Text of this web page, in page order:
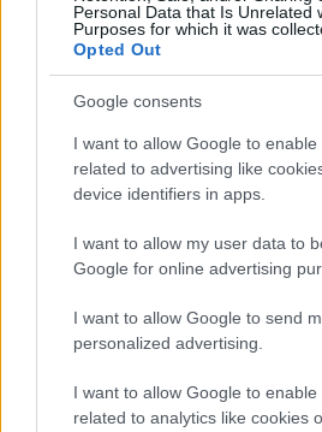
Personal Data that Is Unrelated
Purposes for which it was
Opted Out
Google consents
I want to allow Google to enable
related to advertising like
device identifiers in apps.
I want to allow my user data to
Google for online advertising
I want to allow Google to send
personalized advertising.
I want to allow Google to enable
related to analytics like cookies
GYŐRI RÓMER MÚZEUMBAN
Ingyenes programokkal és különleges
– Kőtár is díjmentesen látogatható.